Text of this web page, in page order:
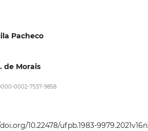
Pacheco
de Morais
0002-7537-9858
10.22478/ufpb.1983-